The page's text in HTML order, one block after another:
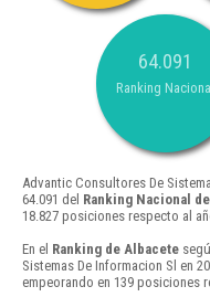
64.091
Ranking Nacional
Advantic Consultores De
64.091 del Ranking Nacional
18.827 posiciones respecto al
En el Ranking de Albacete
Sistemas De Informacion Sl en
empeorando en 139 posiciones